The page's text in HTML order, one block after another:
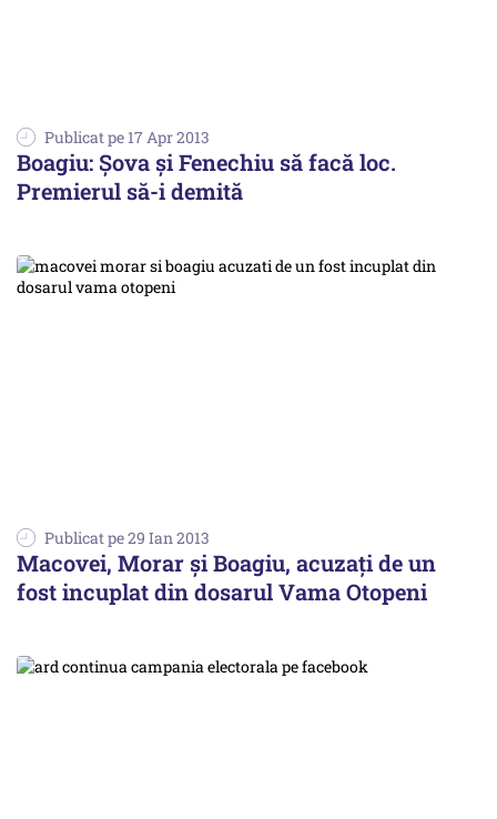
Publicat pe 17 Apr 2013
Boagiu: Șova și Fenechiu să facă loc.
Premierul să-i demită
Publicat pe 29 Ian 2013
Macovei, Morar și Boagiu, acuzați de un
fost incuplat din dosarul Vama Otopeni